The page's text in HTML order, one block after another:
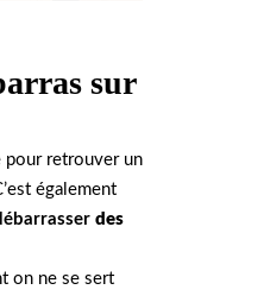
sur
pour retrouver un
également
des
on ne se sert